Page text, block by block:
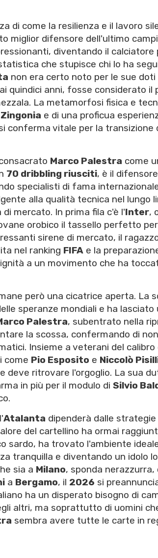
di come la resilienza e il lavoro
miglior difensore dell'ultimo
diventando il calciatore
che stupisce chi lo ha
non era certo noto per le sue
quindici anni, fosse considerato il
La metamorfosi fisica e
Zingonia e di una proficua
conferma vitale per la transizione
Marco Palestra come
70 dribbling riusciti, è il
specialisti di fama
alla qualità tecnica nel lungo
mercato. In prima fila c'è l'Inter,
orobico il tassello perfetto per
sirene di mercato, il
nel ranking FIFA e la
a un movimento che ha
però una cicatrice aperta. La
speranze mondiali e ha lasciato
Palestra, subentrato nella
la scossa, confermando di
Insieme a veterani del calibro
come Pio Esposito e Niccolò
deve ritrovare l'orgoglio. La sua
in più per il modulo di Silvio
Atalanta dipenderà dalle strategie
del cartellino ha ormai
sardo, ha trovato l'ambiente
tranquilla e diventando un idolo
sia a Milano, sponda nerazzurra,
a Bergamo, il 2026 si
ha un disperato bisogno di
altri, ma soprattutto di uomini
sembra avere tutte le carte in